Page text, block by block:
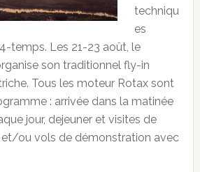
techniqu
es
temps. Les 21-23 août, le
son traditionnel fly-in
Tous les moteur Rotax sont
: arrivée dans la matinée
jour, dejeuner et visites de
et/ou vols de démonstration avec